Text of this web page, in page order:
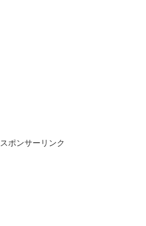
スポンサーリンク